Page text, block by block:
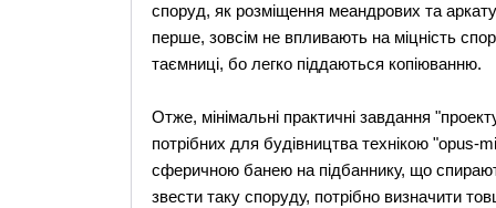
споруд, як розміщення меандрових та
перше, зовсім не впливають на міцність
таємниці, бо легко піддаються копіюванню.
Отже, мінімальні практичні завдання
потрібних для будівництва технікою "opus-
сферичною банею на підбаннику, що
звести таку споруду, потрібно визначити